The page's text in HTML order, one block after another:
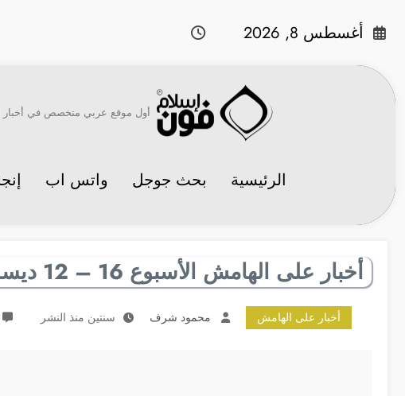
أغسطس 8, 2026
أول موقع عربي متخصص في أخبار
الرئيسية بحث جوجل واتس اب
أخبار على الهامش الأسبوع 16 – 12 ديسمبر
أخبار على الهامش محمود شرف سنتين منذ النشر